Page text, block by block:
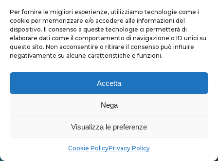
Per fornire le migliori esperienze, utilizziamo tecnologie come i
cookie per memorizzare e/o accedere alle informazioni del
dispositivo. Il consenso a queste tecnologie ci permetterà di
elaborare dati come il comportamento di navigazione o ID unici su
questo sito. Non acconsentire o ritirare il consenso può influire
negativamente su alcune caratteristiche e funzioni.
Accetta
Nega
Visualizza le preferenze
Cookie PolicyPrivacy Policy
SEGUICI SU
Facebook
Twitter